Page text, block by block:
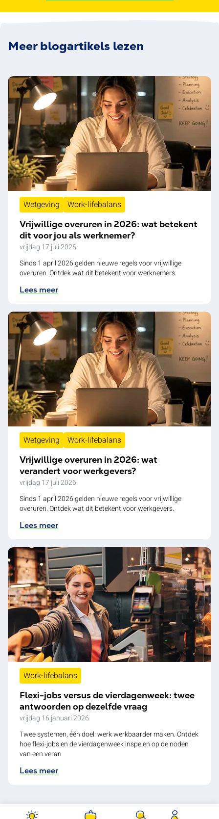
Meer blogartikels lezen
Wetgeving Work-lifebalans
Vrijwillige overuren in 2026: wat betekent
dit voor jou als werknemer?
vrijdag 17 juli 2026
Sinds 1 april 2026 gelden nieuwe regels voor vrijwillige
overuren. Ontdek wat dit betekent voor werknemers.
Lees meer
Wetgeving Work-lifebalans
Vrijwillige overuren in 2026: wat
verandert voor werkgevers?
vrijdag 17 juli 2026
Sinds 1 april 2026 gelden nieuwe regels voor vrijwillige
overuren. Ontdek wat dit betekent voor werkgevers.
Lees meer
Work-lifebalans
Flexi-jobs versus de vierdagenweek: twee
antwoorden op dezelfde vraag
vrijdag 16 januari 2026
Twee systemen, één doel: werk werkbaarder maken. Ontdek
hoe flexi-jobs en de vierdagenweek inspelen op de noden
van een veran
Lees meer